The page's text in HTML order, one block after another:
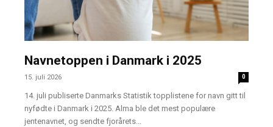
Navnetoppen i Danmark i 2025
15. juli 2026 0
14. juli publiserte Danmarks Statistik topplistene for navn gitt til
nyfødte i Danmark i 2025. Alma ble det mest populære
jentenavnet, og sendte fjorårets...